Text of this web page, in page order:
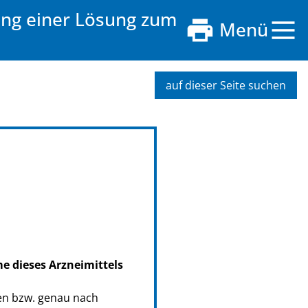
einer Lösung zum
Menü
auf dieser Seite suchen
dieses Arzneimittels
bzw. genau nach